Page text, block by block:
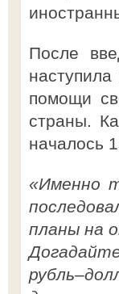
После
помощи
страны.
началось
«Именно
планы на